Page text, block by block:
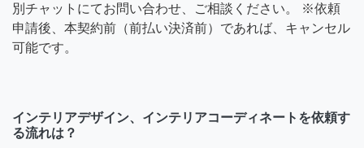
別チャットにてお問い合わせ、ご相談ください。 ※依頼
申請後、本契約前（前払い決済前）であれば、キャンセル
可能です。
インテリアデザイン、インテリアコーディネートを依頼す
る流れは？